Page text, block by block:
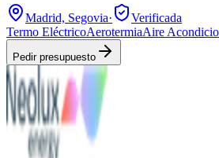
Madrid, Segovia·
Verificada
Termo EléctricoAerotermiaAire
Pedir presupuesto